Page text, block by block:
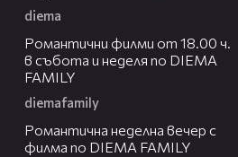
diema
Романтични филми от 18.00 ч.
в събота и неделя по DIEMA
FAMILY
diemafamily
Романтичнa неделна вечер с
филма по DIEMA FAMILY